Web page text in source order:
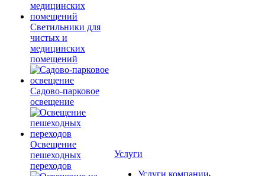
Светильники для
чистых и
медицинских
помещений
Садово-парковое
освещение
Освещение
пешеходных
переходов
Услуги
Услуги компании